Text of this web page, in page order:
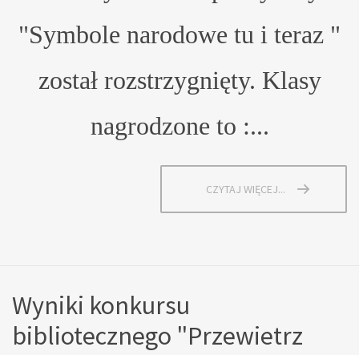
"Symbole narodowe tu i teraz "
został rozstrzygnięty. Klasy
nagrodzone to :...
CZYTAJ WIĘCEJ...
Wyniki konkursu
bibliotecznego "Przewietrz